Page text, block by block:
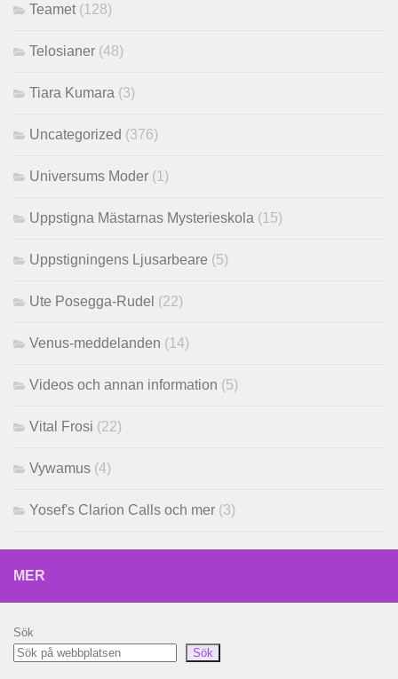
Teamet (128)
Telosianer (48)
Tiara Kumara (3)
Uncategorized (376)
Universums Moder (1)
Uppstigna Mästarnas Mysterieskola (15)
Uppstigningens Ljusarbeare (5)
Ute Posegga-Rudel (22)
Venus-meddelanden (14)
Videos och annan information (5)
Vital Frosi (22)
Vywamus (4)
Yosef's Clarion Calls och mer (3)
MER
Sök
Sök